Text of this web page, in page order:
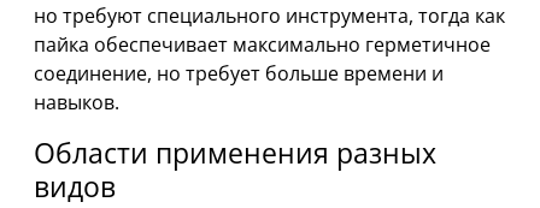
но требуют специального инструмента, тогда как
пайка обеспечивает максимально герметичное
соединение, но требует больше времени и
навыков.
Области применения разных
видов